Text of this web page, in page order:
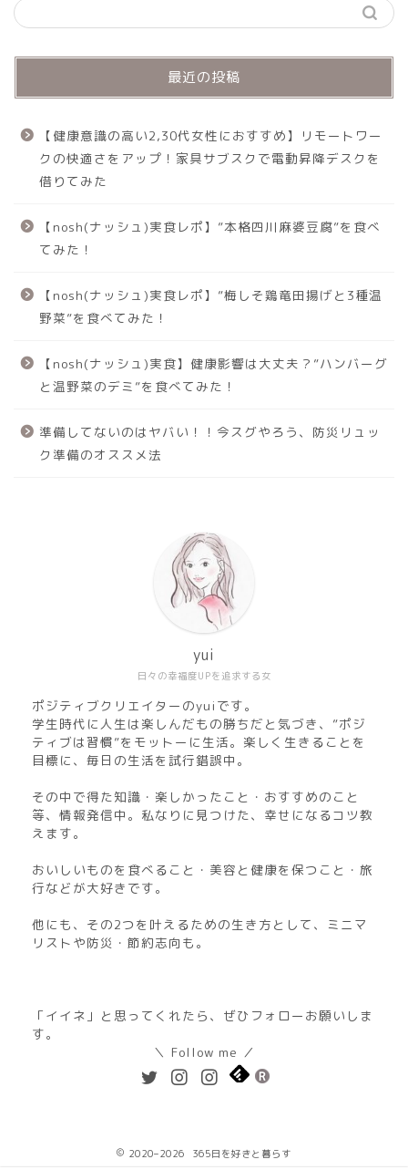
最近の投稿
【健康意識の高い2,30代女性におすすめ】リモートワー
クの快適さをアップ！家具サブスクで電動昇降デスクを
借りてみた
【nosh(ナッシュ)実食レポ】”本格四川麻婆豆腐”を食べ
てみた！
【nosh(ナッシュ)実食レポ】”梅しそ鶏竜田揚げと3種温
野菜”を食べてみた！
【nosh(ナッシュ)実食】健康影響は大丈夫？”ハンバーグ
と温野菜のデミ”を食べてみた！
準備してないのはヤバい！！今スグやろう、防災リュッ
ク準備のオススメ法
日々の幸福度UPを追求する女
yui
ポジティブクリエイターのyuiです。
学生時代に人生は楽しんだもの勝ちだと気づき、”ポジ
ティブは習慣”をモットーに生活。楽しく生きることを
目標に、毎日の生活を試行錯誤中。
その中で得た知識・楽しかったこと・おすすめのこと
等、情報発信中。私なりに見つけた、幸せになるコツ教
えます。
おいしいものを食べること・美容と健康を保つこと・旅
行などが大好きです。
他にも、その2つを叶えるための生き方として、ミニマ
リストや防災・節約志向も。
「イイネ」と思ってくれたら、ぜひフォローお願いしま
す。
＼ Follow me ／
2020–2026 365日を好きと暮らす